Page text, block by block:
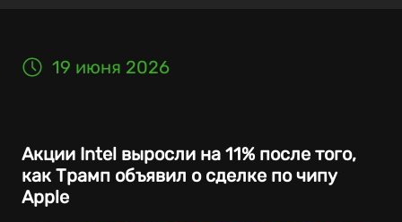
19 июня 2026
Акции Intel выросли на 11% после того,
как Трамп объявил о сделке по чипу
Apple